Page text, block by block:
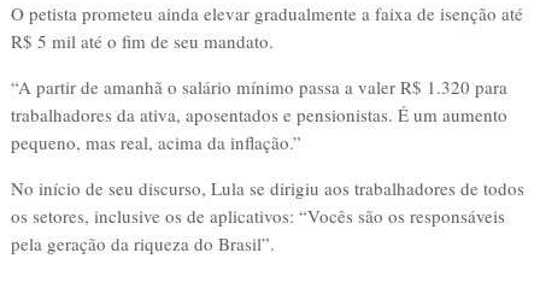
O petista prometeu ainda elevar gradualmente a faixa de isenção até
R$ 5 mil até o fim de seu mandato.
“A partir de amanhã o salário mínimo passa a valer R$ 1.320 para
trabalhadores da ativa, aposentados e pensionistas. É um aumento
pequeno, mas real, acima da inflação.”
No início de seu discurso, Lula se dirigiu aos trabalhadores de todos
os setores, inclusive os de aplicativos: “Vocês são os responsáveis
pela geração da riqueza do Brasil”.